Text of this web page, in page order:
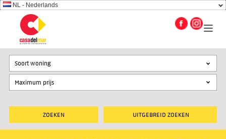
NL - Nederlands
UITGEBREID ZOEKEN
Soort woning